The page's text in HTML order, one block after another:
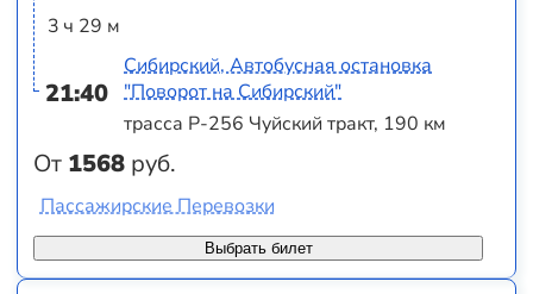
3 ч 29 м
21:40
От 1568 руб.
Сибирский, Автобусная остановка
"Поворот на Сибирский"
трасса Р-256 Чуйский тракт, 190 км
Выбрать билет
Пассажирские Перевозки